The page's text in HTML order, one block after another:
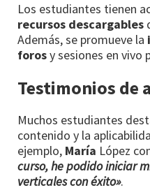
Los estudiantes tienen
recursos descargables
Además, se promueve la
forosy sesiones en vivo
Testimonios de
Muchos estudiantes
contenido y la
ejemplo, María López
curso, he podido iniciar
verticales con éxito».